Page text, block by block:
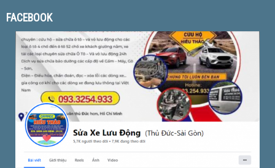
FACEBOOK